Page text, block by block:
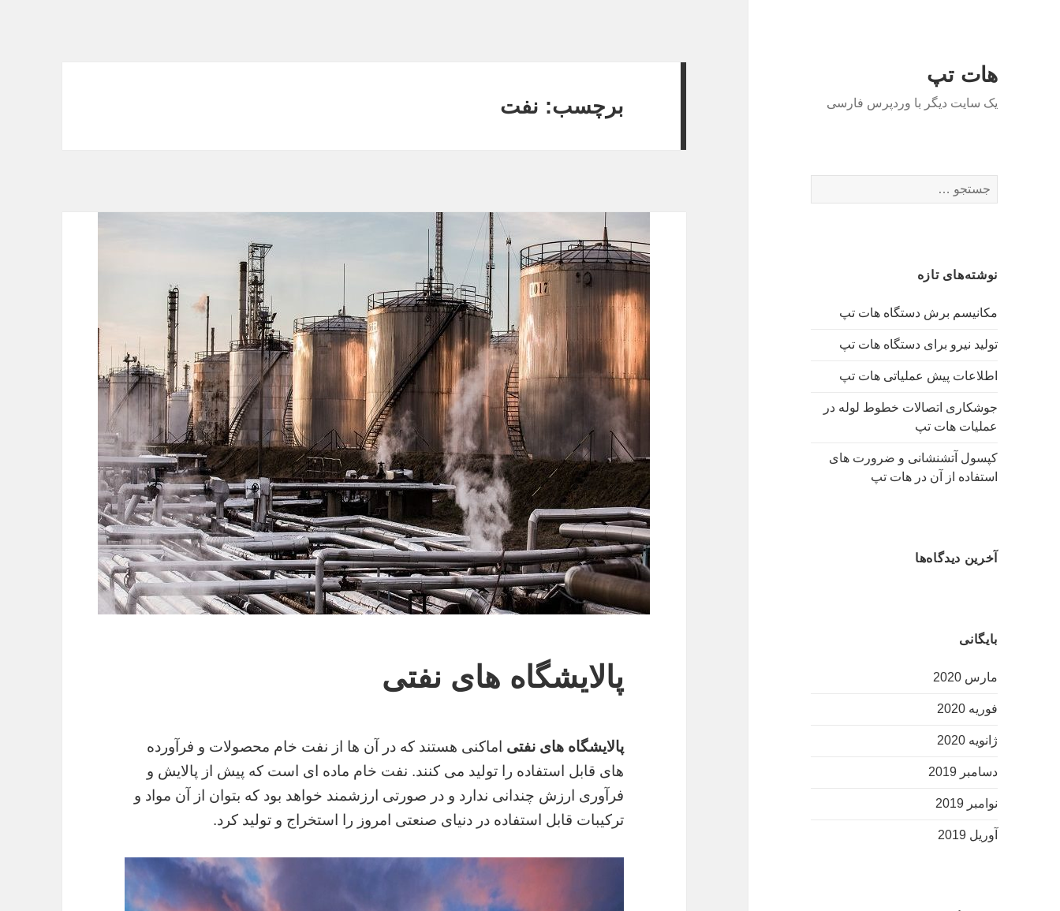
هات تپ
یک سایت دیگر با وردپرس فارسی
س
ب
ا
نوشته‌های تازه
مکانیسم برش دستگاه هات تپ
تولید نیرو برای دستگاه هات تپ
اطلاعات پیش عملیاتی هات تپ
جوشکاری اتصالات خطوط لوله در
عملیات هات تپ
کپسول آتشنشانی و ضرورت های
استفاده از آن در هات تپ
آخرین دیدگاه‌ها
بایگانی
مارس 2020
فوریه 2020
ژانویه 2020
دسامبر 2019
نوامبر 2019
آوریل 2019
برچسب: نفت
پالایشگاه های نفتی
پالایشگاه های نفتی اماکنی هستند که در آن ها از نفت خام محصولات و فرآورده
های قابل استفاده را تولید می کنند. نفت خام ماده ای است که پیش از پالایش و
فرآوری ارزش چندانی ندارد و در صورتی ارزشمند خواهد بود که بتوان از آن مواد و
ترکیبات قابل استفاده در دنیای صنعتی امروز را استخراج و تولید کرد.